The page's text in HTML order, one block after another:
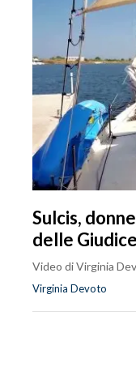
Sulcis,
delle
Video di Virginia
Virginia Devoto